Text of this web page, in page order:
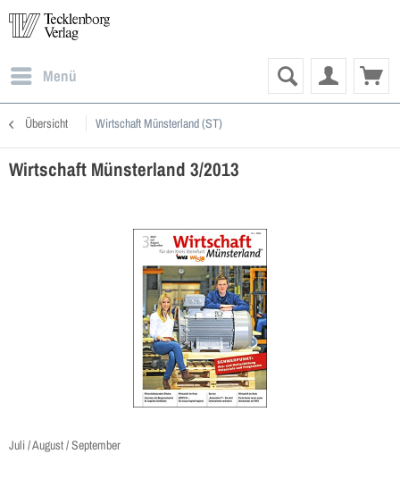
Menü
Übersicht Wirtschaft Münsterland (ST)
Wirtschaft Münsterland 3/2013
Juli / August / September